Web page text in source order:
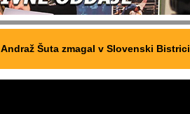
Andraž Šuta zmagal v Slovenski Bistrici